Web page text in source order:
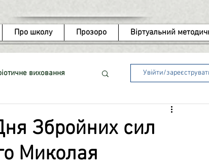
Про школу Прозоро Віртуальний
виховання
Освітня безпека
Увійти/
Збройних сил
Миколая